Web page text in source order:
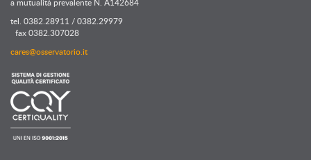
a mutualità prevalente N. A142684
tel. 0382.28911 / 0382.29979
fax 0382.307028
cares@osservatorio.it